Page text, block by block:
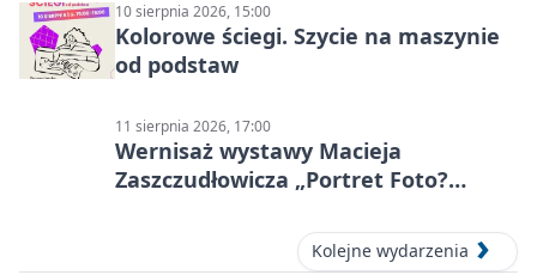
10 sierpnia 2026, 15:00
Kolorowe ściegi. Szycie na maszynie
od podstaw
11 sierpnia 2026, 17:00
Wernisaż wystawy Macieja
Zaszczudłowicza „Portret Foto?
Kolejne wydarzenia